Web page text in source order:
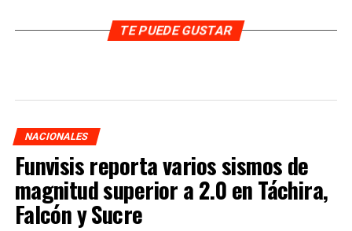
TE PUEDE GUSTAR
NACIONALES
Funvisis reporta varios sismos de
magnitud superior a 2.0 en Táchira,
Falcón y Sucre